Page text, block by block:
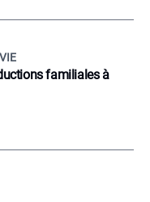
familiales à